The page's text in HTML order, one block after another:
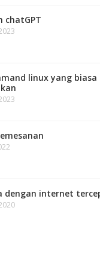
chatGPT
linux yang biasa
dengan internet